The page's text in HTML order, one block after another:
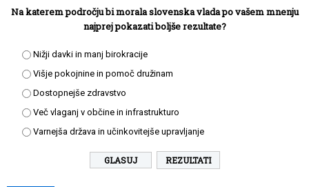
Na katerem področju bi morala slovenska vlada po vašem mnenju
najprej pokazati boljše rezultate?
Nižji davki in manj birokracije
Višje pokojnine in pomoč družinam
Dostopnejše zdravstvo
Več vlaganj v občine in infrastrukturo
Varnejša država in učinkovitejše upravljanje
REZULTATI